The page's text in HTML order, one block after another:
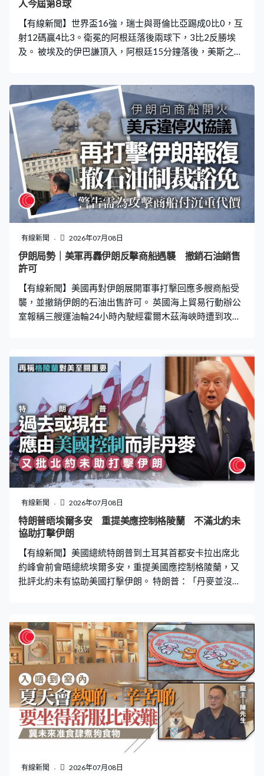
人今屆第8球
【有線新聞】世界盃16強，瑞士與哥倫比亞踢成0比0，互
射12碼贏4比3。衛冕的阿根廷落後兩球下，3比2反勝埃
及。 被埃及的伊巴謙頂入，阿根廷15分鐘落後，美斯之後
頭槌建功，助攻的美斯4分鐘後攻入個人今屆第8球。安素
費南迪斯補時2分鐘頂入反勝一球，阿根廷贏3比2，會與
瑞士爭入4強。
有線新聞 2026年07月08日
伊朗局勢｜美軍再轟伊朗反擊商船遇襲 撤銷石油銷售
許可
【有線新聞】美國再對伊朗展開軍事打擊回應多艘商船受
襲，並撤銷伊朗的石油出售許可。 英國海上貿易行動辦公
室報稱三艘運油輪24小時內駛經霍爾木茲海峽時遭到攻
襲船隻無人受傷，繼續航行。 美軍批評伊朗行為危險而且
毫無理由，明顯違反停火協議，需要為攻擊無辜商船付出
沉重代價。美國財政部亦宣布恢復對伊朗的石油制裁，所
有交易需要在下周五前終止。
有線新聞 2026年07月08日
特朗普晤埃爾多安 重提美應控制格陵蘭 不滿北約未
協助打擊伊朗
【有線新聞】美國總統特朗普到土耳其首都安卡拉出席北
約峰會前會晤總統埃爾多安，重提美國應控制格陵蘭，又
批評北約未有協助美國打擊伊朗。 特朗普：「丹麥並沒有
由美國控制而非丹麥。」 特朗普又指對北約針對伊朗的軍
事行動中的表現感到失望，強調美國投入數萬億美元保護
歐洲國家，卻沒有受到應有的待遇，表明若這次峰會不在
土耳其舉行，他很可能不會出席。
有線新聞 2026年07月08日